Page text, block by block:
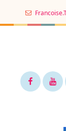
Facebook